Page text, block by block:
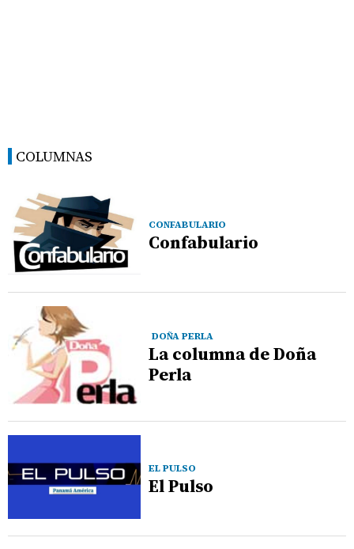
COLUMNAS
CONFABULARIO
Confabulario
DOÑA PERLA
La columna de Doña
Perla
EL PULSO
El Pulso